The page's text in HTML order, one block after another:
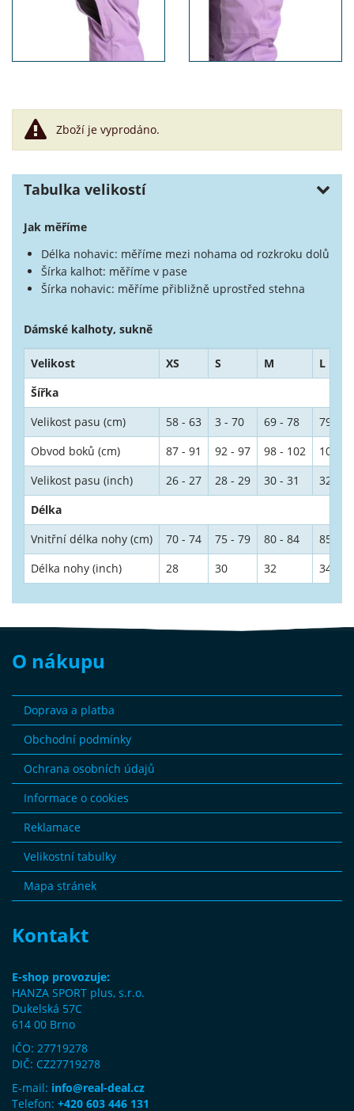
Zboží je vyprodáno.
Tabulka velikostí
Jak měříme
Délka nohavic: měříme mezi nohama od rozkroku dolů
Šírka kalhot: měříme v pase
Šírka nohavic: měříme přibližně uprostřed stehna
Dámské kalhoty, sukně
Velikost XS S M
L
Šířka
Velikost pasu (cm)
58 - 63 3 - 70 69 - 78
79 - 85
Obvod boků (cm)
87 - 91 92 - 97 98 - 102
102 -
Velikost pasu (inch)
26 - 27 28 - 29 30 - 31
32 - 33
Délka
Vnitřní délka nohy (cm)
70 - 74 75 - 79 80 - 84
85 - 89
Délka nohy (inch)
28 30 32 34
O nákupu
Doprava a platba
Obchodní podmínky
Ochrana osobních údajů
Informace o cookies
Reklamace
Velikostní tabulky
Mapa stránek
Kontakt
E-shop provozuje:
HANZA SPORT plus, s.r.o.
Dukelská 57C
614 00 Brno
IČO: 27719278
DIČ: CZ27719278
E-mail: info@real-deal.cz
Telefon: +420 603 446 131